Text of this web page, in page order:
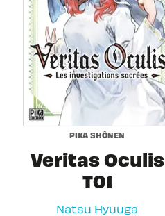
PIKA SHÔNEN
Veritas Oculis
T01
Natsu Hyuuga